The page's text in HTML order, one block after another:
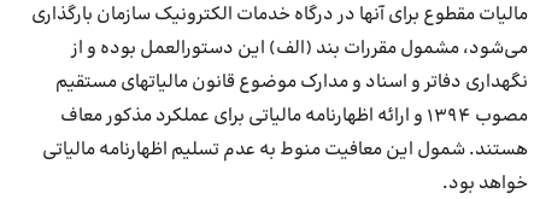
مالیات مقطوع برای آنها در درگاه خدمات الکترونیک سازمان بارگذاری
می‌شود، مشمول مقررات بند (الف) این دستورالعمل بوده و از
نگهداری دفاتر و اسناد و مدارک موضوع قانون مالیاتهای مستقیم
مصوب ۱۳۹۴ و ارائه اظهارنامه مالیاتی برای عملکرد مذکور معاف
هستند. شمول این معافیت منوط به عدم تسلیم اظهارنامه مالیاتی
خواهد بود.